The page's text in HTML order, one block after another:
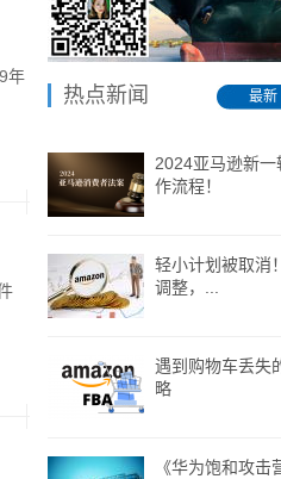
年
热点新闻 最新
2024亚马逊新
作流程！
轻小计划被取消
调整，...
遇到购物车丢失
略
《华为饱和攻